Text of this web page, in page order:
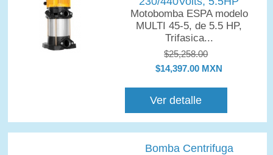
Motobomba ESPA modelo
MULTI 45-5, de 5.5 HP,
Trifasica...
$25,258.00
$14,397.00 MXN
Ver detalle
Bomba Centrifuga